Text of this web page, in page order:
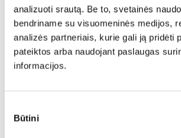
analizuoti srautą. Be to, svetainės
bendriname su visuomeninės medijos,
analizės partneriais, kurie gali ją pridėti
pateiktos arba naudojant paslaugas
informacijos.
pasirinkimas
Būtini